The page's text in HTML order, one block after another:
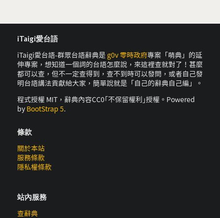
iTaigi愛台語
iTaigi愛台語-群眾台語辭典是 g0v 零時政府專案「萌典」的延
伸專案，想知道一個詞的台語怎麼說，來這裡查就對了！甚麼
都可以查，但不一定查得到，查不到時可以發問，或者自己發
明台語講法貢獻給大家，簡單說就是「自己的辭典自己編」。
程式授權 MIT，辭典內容CC0｢不保留權利｣授權。Powered
by BootStrap 5.
條款
關於本站
服務條款
隱私權條款
站內服務
查辭典